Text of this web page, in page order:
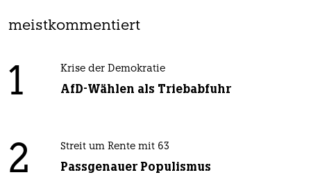
meistkommentiert
1 Krise der Demokratie
AfD-Wählen als Triebabfuhr
2 Streit um Rente mit 63
Passgenauer Populismus